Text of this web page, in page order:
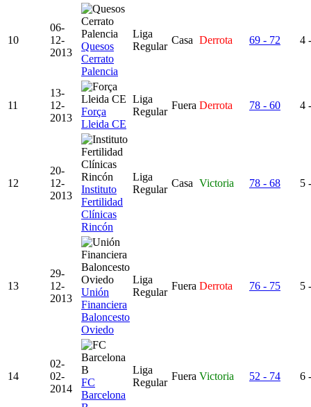
10
06-
12-
2013
Quesos
Cerrato
Palencia
Liga
Regular
Casa Derrota 69 - 72 4
11
13-
12-
2013
Força
Lleida CE
Liga
Regular
Fuera Derrota 78 - 60 4
12
20-
12-
2013
Instituto
Fertilidad
Clínicas
Rincón
Liga
Regular
Casa Victoria 78 - 68 5
13
29-
12-
2013
Unión
Financiera
Baloncesto
Oviedo
Liga
Regular
Fuera Derrota 76 - 75 5
14
02-
02-
2014
FC
Barcelona
Liga
Regular
Fuera Victoria 52 - 74 6